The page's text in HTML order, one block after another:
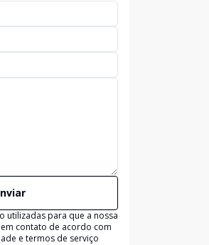
utilizadas para que a nossa
contato de acordo com
e termos de serviço